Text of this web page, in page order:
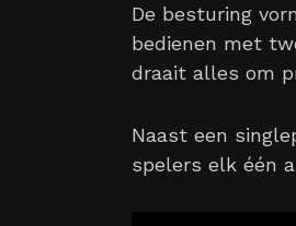
De besturing
bedienen met
draait alles om
Naast een
spelers elk één